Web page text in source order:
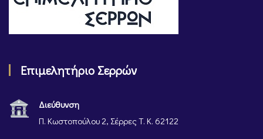
Επιμελητήριο Σερρών
Διεύθυνση
Π. Κωστοπούλου 2, Σέρρες Τ. Κ. 62122